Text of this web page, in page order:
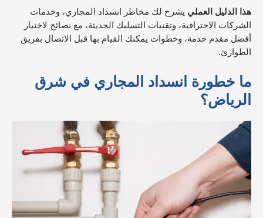
هذا الدليل العملي يشرح لك مخاطر انسداد المجاري، وخدمات
الشركات الاحترافية، وتقنيات التسليك الحديثة، مع نصائح لاختيار
أفضل مقدم خدمة، وخطوات يمكنك القيام بها قبل الاتصال بفريق
الطوارئ.
ما خطورة انسداد المجاري في شرق
الرياض؟